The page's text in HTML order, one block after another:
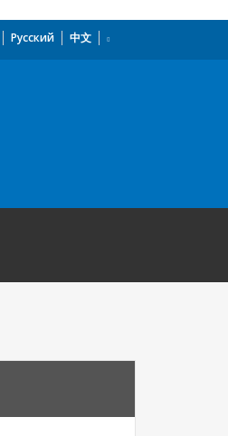
Русский 中文